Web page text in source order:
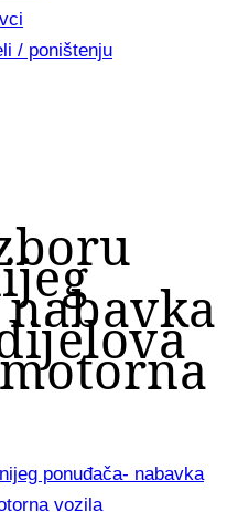
/ poništenju
ponuđača- nabavka
vozila